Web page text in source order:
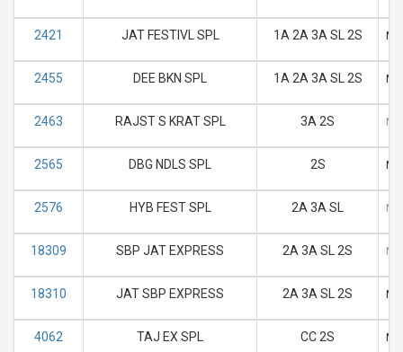
2421 JAT FESTIVL SPL 1A 2A 3A SL 2S M
2455 DEE BKN SPL 1A 2A 3A SL 2S M
2463 RAJST S KRAT SPL 3A 2S M
2565 DBG NDLS SPL 2S M
2576 HYB FEST SPL 2A 3A SL M
18309 SBP JAT EXPRESS 2A 3A SL 2S M
18310 JAT SBP EXPRESS 2A 3A SL 2S M
4062 TAJ EX SPL CC 2S M